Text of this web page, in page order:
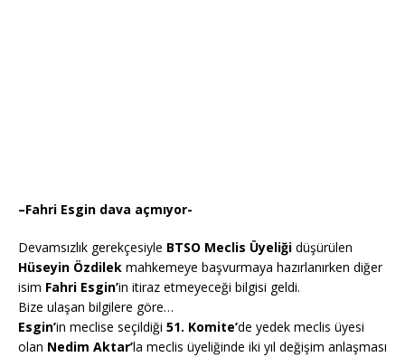
–Fahri Esgin dava açmıyor-
Devamsızlık gerekçesiyle BTSO Meclis Üyeliği düşürülen
Hüseyin Özdilek mahkemeye başvurmaya hazırlanırken diğer
isim Fahri Esgin’in itiraz etmeyeceği bilgisi geldi.
Bize ulaşan bilgilere göre…
Esgin’in meclise seçildiği 51. Komite’de yedek meclis üyesi
olan Nedim Aktar’la meclis üyeliğinde iki yıl değişim anlaşması